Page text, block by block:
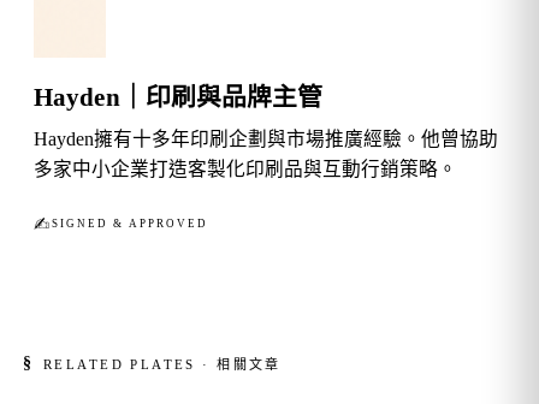
Hayden｜印刷與品牌主管
Hayden擁有十多年印刷企劃與市場推廣經驗。他曾協助
多家中小企業打造客製化印刷品與互動行銷策略。
✍︎ SIGNED & APPROVED
§ RELATED PLATES · 相關文章